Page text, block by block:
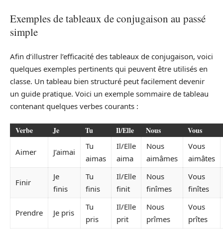
Exemples de tableaux de conjugaison au passé
simple
Afin d’illustrer l’efficacité des tableaux de conjugaison, voici
quelques exemples pertinents qui peuvent être utilisés en
classe. Un tableau bien structuré peut facilement devenir
un guide pratique. Voici un exemple sommaire de tableau
contenant quelques verbes courants :
Verbe Je Tu Il/Elle Nous Vous
Aimer J’aimai
Tu
aimas
Il/Elle
aima
Nous
aimâmes
Vous
aimâtes
Finir
Je
finis
Tu
finis
Il/Elle
finit
Nous
finîmes
Vous
finîtes
Prendre Je pris
Tu
pris
Il/Elle
prit
Nous
prîmes
Vous
prîtes